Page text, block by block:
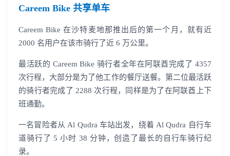
Careem Bike 共享单车
Careem Bike 在沙特麦地那推出后的第一个月，就有近
2000 名用户在该市骑行了近 6 万公里。
最活跃的 Careem Bike 骑行者全年在阿联酋完成了 4357
次行程，大部分是为了他工作的餐厅送餐。第二位最活跃
的骑行者完成了 2288 次行程，同样是为了在阿联酋上下
班通勤。
一名冒险者从 Al Qudra 车站出发，绕着 Al Qudra 自行车
道骑行了 5 小时 38 分钟，创造了最长的自行车骑行纪
录。